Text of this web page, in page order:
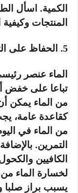
الكمية. اسأل
المنتجات وكيفية
5. الحفاظ على الترطيب.
الماء عنصر
تباعا على خفض
من الماء يمكن
كقاعدة عامة،
من الماء في
التمرين.
الكافيين
لخسارة الماء
يسبب براز صلبا